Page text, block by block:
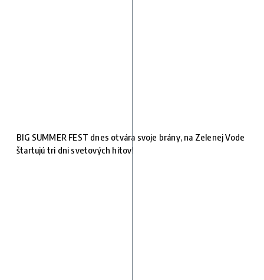
BIG SUMMER FEST dnes otvára svoje brány, na Zelenej Vode
štartujú tri dni svetových hitov!